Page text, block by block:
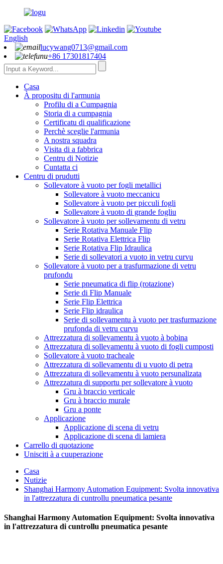
English
lucywang0713@gmail.com
+86 17301817404
Casa
À propositu di l'armunia
Profilu di a Cumpagnia
Storia di a cumpagnia
Certificatu di qualificazione
Perchè sceglie l'armunia
A nostra squadra
Visita di a fabbrica
Centru di Notizie
Cuntatta ci
Centru di prudutti
Sollevatore à vuoto per fogli metallici
Sollevatore à vuoto meccanicu
Sollevatore à vuoto per picculi fogli
Sollevatore à vuoto di grande fogliu
Sollevatore à vuoto per sollevamentu di vetru
Serie Rotativa Manuale Flip
Serie Rotativa Elettrica Flip
Serie Rotativa Flip Idraulica
Serie di sollevatori a vuoto in vetru curvu
Sollevatore à vuoto per a trasfurmazione di vetru
prufondu
Serie pneumatica di flip (rotazione)
Serie di Flip Manuale
Serie Flip Elettrica
Serie Flip idraulica
Serie di sollevamentu à vuoto per trasfurmazione
prufonda di vetru curvu
Attrezzatura di sollevamentu à vuoto à bobina
Attrezzatura di sollevamentu à vuoto di fogli cumposti
Sollevatore à vuoto tracheale
Attrezzatura di sollevamentu di u vuoto di petra
Attrezzatura di sollevamentu à vuoto persunalizata
Attrezzatura di supportu per sollevatore à vuoto
Gru à braccio verticale
Gru à braccio murale
Gru a ponte
Applicazione
Applicazione di scena di vetru
Applicazione di scena di lamiera
Carrello di quotazione
Unisciti à a cuuperazione
Casa
Nutizie
Shanghai Harmony Automation Equipment: Svolta innovativa
in l'attrezzatura di cuntrollu pneumatica pesante
Shanghai Harmony Automation Equipment: Svolta innovativa
in l'attrezzatura di cuntrollu pneumatica pesante